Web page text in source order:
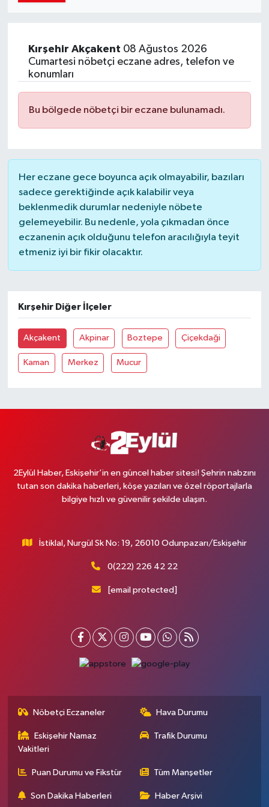
Kırşehir Akçakent 08 Ağustos 2026
Cumartesi nöbetçi eczane adres, telefon ve
konumları
Bu bölgede nöbetçi bir eczane bulunamadı.
Her eczane gece boyunca açık olmayabilir, bazıları
sadece gerektiğinde açık kalabilir veya
beklenmedik durumlar nedeniyle nöbete
gelemeyebilir. Bu nedenle, yola çıkmadan önce
eczanenin açık olduğunu telefon aracılığıyla teyit
etmeniz iyi bir fikir olacaktır.
Kırşehir Diğer İlçeler
Akçakent Akpinar Boztepe Çiçekdaği
Kaman Merkez Mucur
2Eylül Haber, Eskişehir’in en güncel haber sitesi! Şehrin nabzını
tutan son dakika haberleri, köşe yazıları ve özel röportajlarla
bilgiye hızlı ve güvenilir şekilde ulaşın.
İstiklal, Nurgül Sk No: 19, 26010 Odunpazarı/Eskişehir
0(222) 226 42 22
[email protected]
Nöbetçi Eczaneler Hava Durumu
Eskişehir Namaz
Vakitleri
Trafik Durumu
Puan Durumu ve Fikstür Tüm Manşetler
Son Dakika Haberleri Haber Arşivi